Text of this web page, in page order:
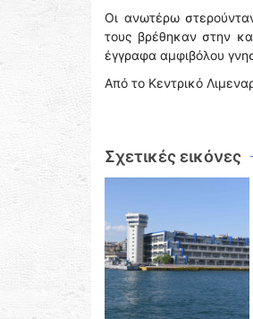
Οι ανωτέρω
τους βρέθηκαν στην
έγγραφα αμφιβόλου
Από το Κεντρικό
Σχετικές εικόνες